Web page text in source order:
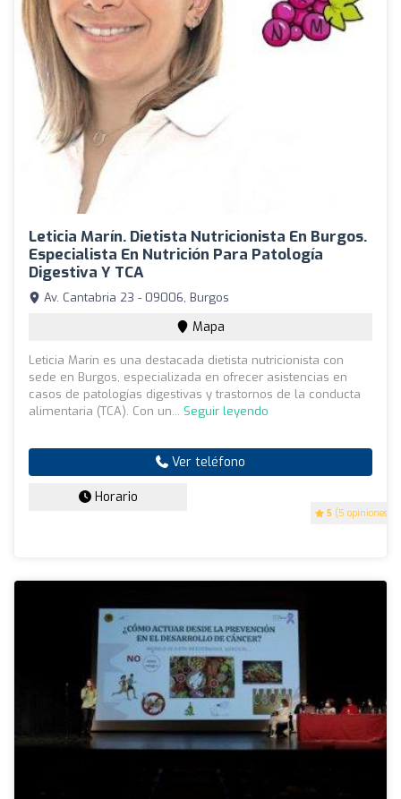
Leticia Marín. Dietista Nutricionista En Burgos.
Especialista En Nutrición Para Patología
Digestiva Y TCA
5 (5 opiniones)
Av. Cantabria 23 - 09006, Burgos
Mapa
Leticia Marín es una destacada dietista nutricionista con
sede en Burgos, especializada en ofrecer asistencias en
casos de patologías digestivas y trastornos de la conducta
alimentaria (TCA). Con un... Seguir leyendo
Ver teléfono
Horario